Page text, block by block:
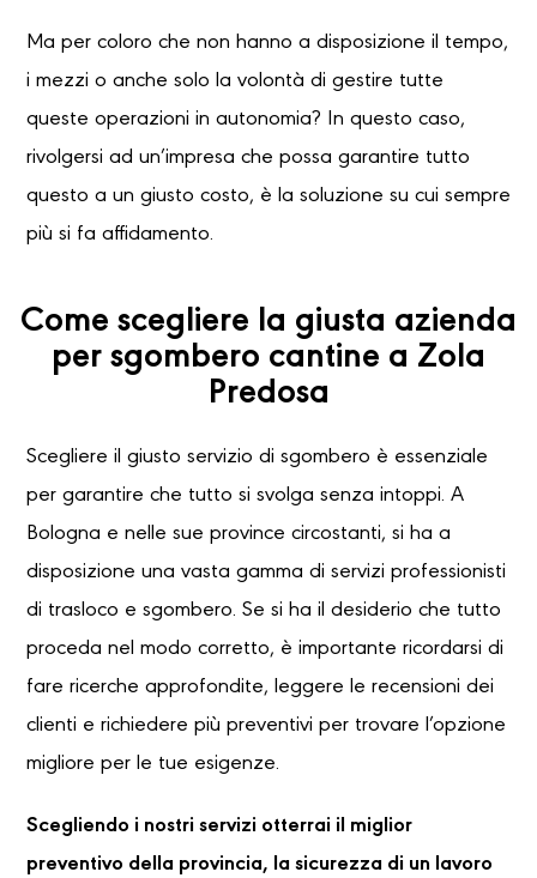
Ma per coloro che non hanno a disposizione il tempo,
i mezzi o anche solo la volontà di gestire tutte
queste operazioni in autonomia? In questo caso,
rivolgersi ad un’impresa che possa garantire tutto
questo a un giusto costo, è la soluzione su cui sempre
più si fa affidamento.
Come scegliere la giusta azienda
per sgombero cantine a Zola
Predosa
Scegliere il giusto servizio di sgombero è essenziale
per garantire che tutto si svolga senza intoppi. A
Bologna e nelle sue province circostanti, si ha a
disposizione una vasta gamma di servizi professionisti
di trasloco e sgombero. Se si ha il desiderio che tutto
proceda nel modo corretto, è importante ricordarsi di
fare ricerche approfondite, leggere le recensioni dei
clienti e richiedere più preventivi per trovare l’opzione
migliore per le tue esigenze.
Scegliendo i nostri servizi otterrai il miglior
preventivo della provincia, la sicurezza di un lavoro